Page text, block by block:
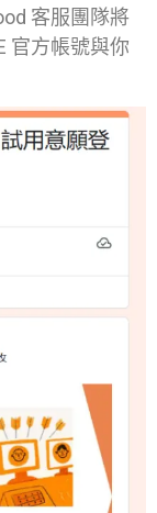
客服團隊將
官方帳號與你